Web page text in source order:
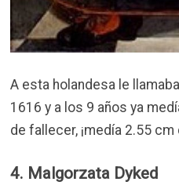
A esta holandesa le
1616 y a los 9 años ya
de fallecer, ¡medía 2.55 cm
4. Malgorzata Dyked